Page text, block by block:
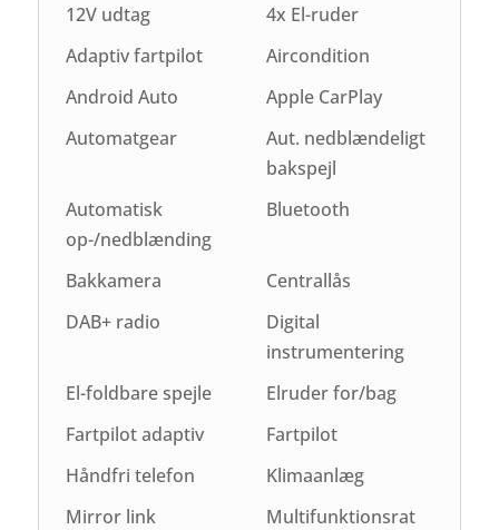
12V udtag
4x El-ruder
Adaptiv fartpilot
Aircondition
Android Auto
Apple CarPlay
Automatgear
Aut. nedblændeligt
bakspejl
Automatisk
op-/nedblænding
Bluetooth
Bakkamera
Centrallås
DAB+ radio
Digital
instrumentering
El-foldbare spejle
Elruder for/bag
Fartpilot adaptiv
Fartpilot
Håndfri telefon
Klimaanlæg
Mirror link
Multifunktionsrat